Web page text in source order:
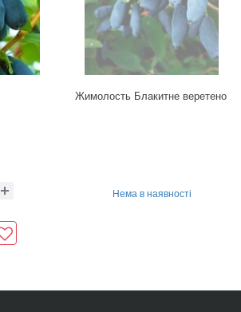
Жимолость Блакитне веретено
Нема в наявності